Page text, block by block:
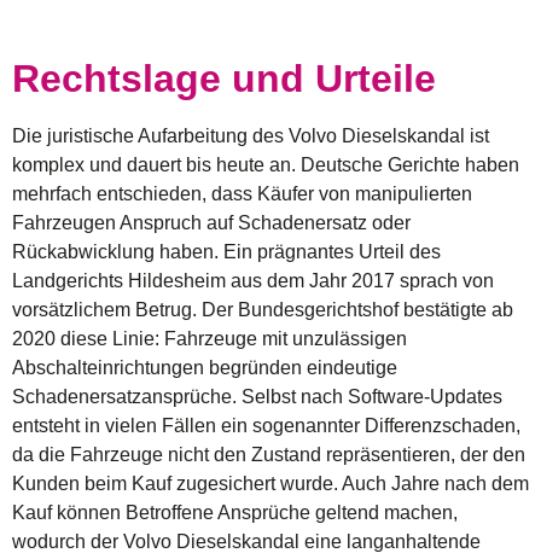
Rechtslage und Urteile
Die juristische Aufarbeitung des Volvo Dieselskandal ist
komplex und dauert bis heute an. Deutsche Gerichte haben
mehrfach entschieden, dass Käufer von manipulierten
Fahrzeugen Anspruch auf Schadenersatz oder
Rückabwicklung haben. Ein prägnantes Urteil des
Landgerichts Hildesheim aus dem Jahr 2017 sprach von
vorsätzlichem Betrug. Der Bundesgerichtshof bestätigte ab
2020 diese Linie: Fahrzeuge mit unzulässigen
Abschalteinrichtungen begründen eindeutige
Schadenersatzansprüche. Selbst nach Software-Updates
entsteht in vielen Fällen ein sogenannter Differenzschaden,
da die Fahrzeuge nicht den Zustand repräsentieren, der den
Kunden beim Kauf zugesichert wurde. Auch Jahre nach dem
Kauf können Betroffene Ansprüche geltend machen,
wodurch der Volvo Dieselskandal eine langanhaltende